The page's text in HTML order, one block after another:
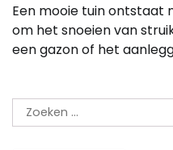
Een mooie tuin ontstaat
om het snoeien van
een gazon of het
Zoeken
naar: